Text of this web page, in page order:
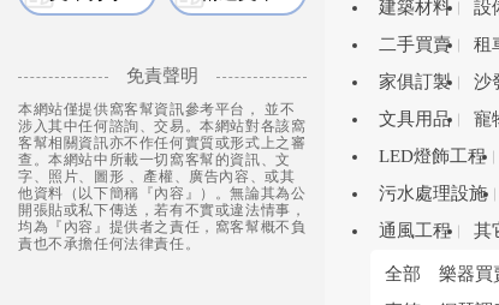
免責聲明
本網站僅提供窩客幫資訊參考平台， 並不
涉入其中任何諮詢、交易。本網站對各該窩
客幫相關資訊亦不作任何實質或形式上之審
查。本網站中所載一切窩客幫的資訊、文
字、照片、圖形 、產權、廣告內容、或其
他資料（以下簡稱『內容』）。無論其為公
開張貼或私下傳送，若有不實或違法情事，
均為『內容』提供者之責任，窩客幫概不負
責也不承擔任何法律責任。
建築材料
設
二手買賣
租
家俱訂製
沙
文具用品
寵
LED燈飾工程
污水處理設施
通風工程
其
全部 樂器買